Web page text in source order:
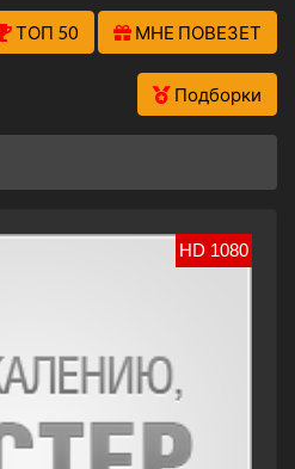
ТОП 50 МНЕ ПОВЕЗЕТ
Подборки
HD 1080